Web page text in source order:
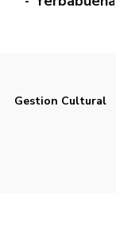
Gestion Cultural